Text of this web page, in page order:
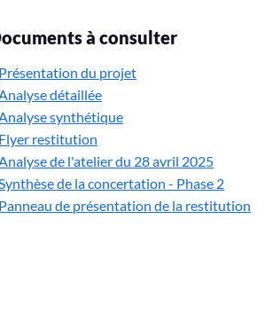
à consulter
Présentation du projet
Analyse détaillée
Analyse synthétique
Flyer restitution
Analyse de l'atelier du 28 avril 2025
Synthèse de la concertation - Phase 2
Panneau de présentation de la restitution